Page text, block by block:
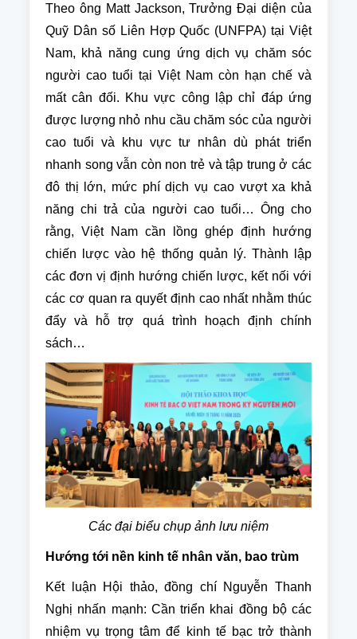
Theo ông Matt Jackson, Trưởng Đại diện của
Quỹ Dân số Liên Hợp Quốc (UNFPA) tại Việt
Nam, khả năng cung ứng dịch vụ chăm sóc
người cao tuổi tại Việt Nam còn hạn chế và
mất cân đối. Khu vực công lập chỉ đáp ứng
được lượng nhỏ nhu cầu chăm sóc của người
cao tuổi và khu vực tư nhân dù phát triển
nhanh song vẫn còn non trẻ và tập trung ở các
đô thị lớn, mức phí dịch vụ cao vượt xa khả
năng chi trả của người cao tuổi… Ông cho
rằng, Việt Nam cần lồng ghép định hướng
chiến lược vào hệ thống quản lý. Thành lập
các đơn vị định hướng chiến lược, kết nối với
các cơ quan ra quyết định cao nhất nhằm thúc
đẩy và hỗ trợ quá trình hoạch định chính
sách…
Các đại biểu chụp ảnh lưu niệm
Hướng tới nền kinh tế nhân văn, bao trùm
Kết luận Hội thảo, đồng chí Nguyễn Thanh
Nghị nhấn mạnh: Cần triển khai đồng bộ các
nhiệm vụ trọng tâm để kinh tế bạc trở thành